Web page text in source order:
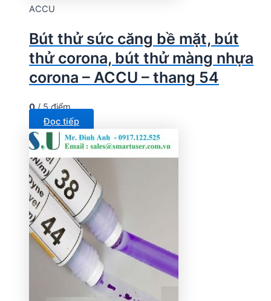
ACCU
Bút thử sức căng bề mặt, bút
thử corona, bút thử màng nhựa
corona – ACCU – thang 54
0/ 5 điểm
Đọc tiếp